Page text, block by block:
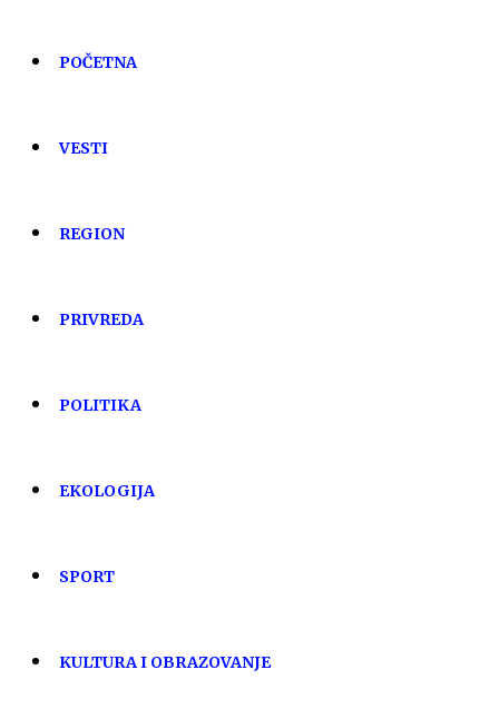
POČETNA
VESTI
REGION
PRIVREDA
POLITIKA
EKOLOGIJA
SPORT
KULTURA I OBRAZOVANJE